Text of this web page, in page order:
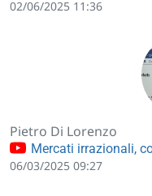
02/06/2025 11:36
Pietro Di Lorenzo
Mercati irrazionali,
06/03/2025 09:27